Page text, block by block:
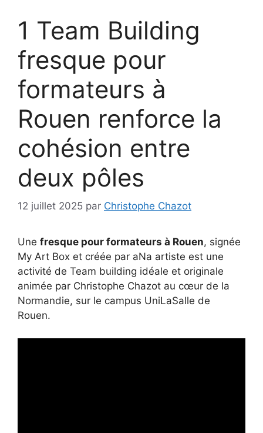
1 Team Building
fresque pour
formateurs à
Rouen renforce la
cohésion entre
deux pôles
12 juillet 2025 par Christophe Chazot
Une fresque pour formateurs à Rouen, signée
My Art Box et créée par aNa artiste est une
activité de Team building idéale et originale
animée par Christophe Chazot au cœur de la
Normandie, sur le campus UniLaSalle de
Rouen.